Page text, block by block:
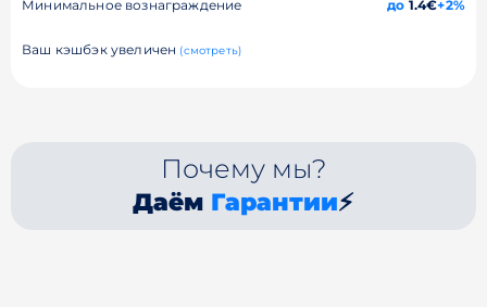
Минимальное вознаграждение до 1.4€+2%
Ваш кэшбэк увеличен (смотреть)
Почему мы?
Даём Гарантии⚡